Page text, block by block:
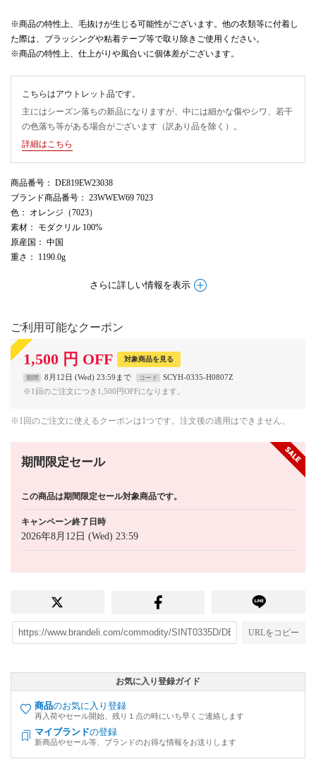
※商品の特性上、毛抜けが生じる可能性がございます。他の衣類等に付着し
た際は、ブラッシングや粘着テープ等で取り除きご使用ください。
※商品の特性上、仕上がりや風合いに個体差がございます。
こちらはアウトレット品です。
主にはシーズン落ちの新品になりますが、中には細かな傷やシワ、若干
の色落ち等がある場合がございます（訳あり品を除く）。
詳細はこちら
商品番号 ： DE819EW23038
ブランド商品番号 ： 23WWEW69 7023
色 ： オレンジ（7023）
素材 ： モダクリル 100%
原産国 ： 中国
重さ ： 1190.0g
さらに詳しい情報を表示
ご利用可能なクーポン
1,500 円 OFF 対象商品を見る
期間 8月12日 (Wed) 23:59まで コード
SCYH-0335-H0807Z
※1回のご注文につき1,500円OFFになります。
※1回のご注文に使えるクーポンは1つです。注文後の適用はできません。
期間限定セール
この商品は期間限定セール対象商品です。
キャンペーン終了日時
2026年8月12日 (Wed) 23:59
URLをコピー
お気に入り登録ガイド
商品のお気に入り登録
再入荷やセール開始、残り１点の時にいち早くご連絡します
マイブランドの登録
新商品やセール等、ブランドのお得な情報をお送りします